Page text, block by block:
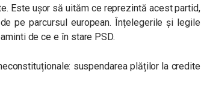
Este ușor să uităm ce reprezintă acest partid,
pe parcursul european. Înțelegerile și legile
de ce e în stare PSD.
suspendarea plăților la credite